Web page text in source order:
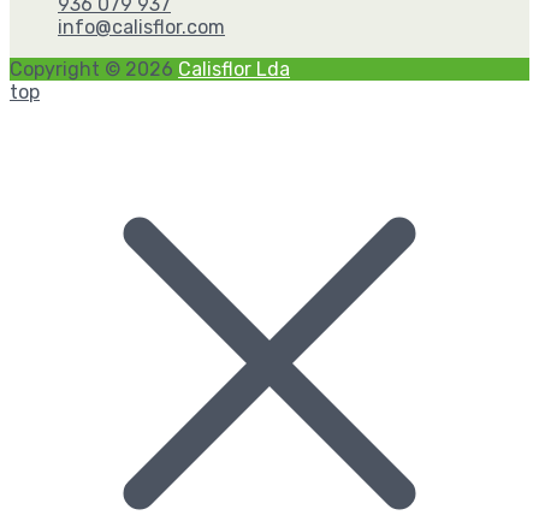
936 079 937
info@calisflor.com
Copyright © 2026 Calisflor Lda
top